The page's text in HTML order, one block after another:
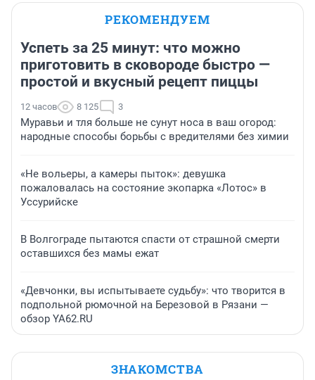
РЕКОМЕНДУЕМ
Успеть за 25 минут: что можно
приготовить в сковороде быстро —
простой и вкусный рецепт пиццы
12 часов 8 125 3
Муравьи и тля больше не сунут носа в ваш огород:
народные способы борьбы с вредителями без химии
«Не вольеры, а камеры пыток»: девушка
пожаловалась на состояние экопарка «Лотос» в
Уссурийске
В Волгограде пытаются спасти от страшной смерти
оставшихся без мамы ежат
«Девчонки, вы испытываете судьбу»: что творится в
подпольной рюмочной на Березовой в Рязани —
обзор YA62.RU
ЗНАКОМСТВА